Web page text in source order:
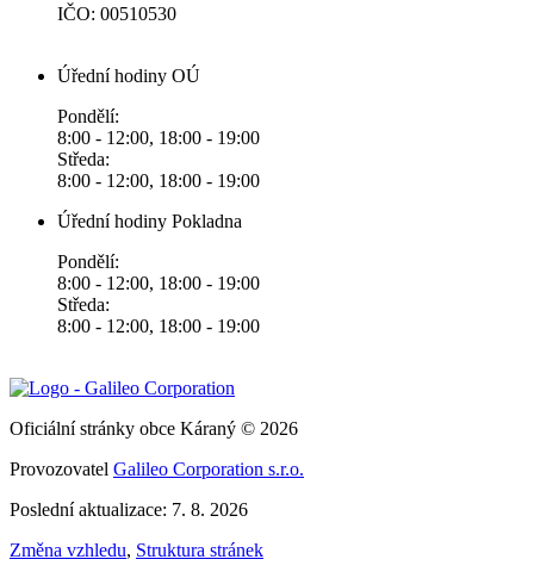
IČO: 00510530
Úřední hodiny OÚ
Pondělí:
8:00 - 12:00, 18:00 - 19:00
Středa:
8:00 - 12:00, 18:00 - 19:00
Úřední hodiny Pokladna
Pondělí:
8:00 - 12:00, 18:00 - 19:00
Středa:
8:00 - 12:00, 18:00 - 19:00
Oficiální stránky obce Káraný © 2026
Provozovatel Galileo Corporation s.r.o.
Poslední aktualizace: 7. 8. 2026
Změna vzhledu, Struktura stránek